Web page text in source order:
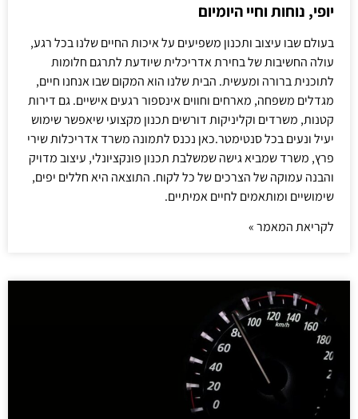
יופי, נוחות וחיי היומיום
בעולם שבו עיצוב ותכנון משפיעים על איכות החיים שלנו בכל רגע,
עולה החשיבות של בחירת אדריכלית שיודעת לתרגם חלומות
לתוכנית ברורה ומעשית. הבית שלנו הוא המקום שבו אנחנו חיים,
מגדלים משפחה, מארחים וחווים אינספור רגעים אישיים. גם דירות
קטנות, משרדים וקליניקות דורשים תכנון מקצועי שיאפשר שימוש
יעיל ונעים בכל סנטימטר.כאן נכנס לתמונה משרד אדריכלות שירי
פרץ, משרד שמביא גישה שמשלבת תכנון פונקציונלי, עיצוב מדויק
והבנה עמוקה של הצרכים של כל לקוח. התוצאה היא חללים יפים,
שימושיים ומותאמים לחיים אמיתיים.
לקריאת המאמר »